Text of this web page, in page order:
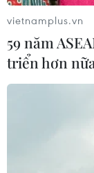
hết sức to lớn,
nhiều siêu thị,
vietnamplus.vn
59 năm
triển hơn